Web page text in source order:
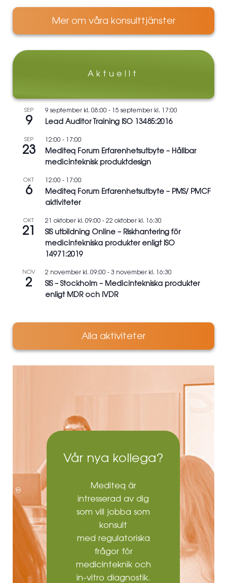
Mer om våra konsulttjänster
Aktuellt
SEP
9
9 september kl. 08:00 - 15 september kl. 17:00
Lead Auditor Training ISO 13485:2016
SEP
23
12:00 - 17:00
Mediteq Forum Erfarenhetsutbyte – Hållbar
medicinteknisk produktdesign
OKT
6
12:00 - 17:00
Mediteq Forum Erfarenhetsutbyte – PMS/ PMCF
aktiviteter
OKT
21
21 oktober kl. 09:00 - 22 oktober kl. 16:30
SIS utbildning Online – Riskhantering för
medicintekniska produkter enligt ISO
14971:2019
NOV
2
2 november kl. 09:00 - 3 november kl. 16:30
SIS – Stockholm – Medicintekniska produkter
enligt MDR och IVDR
Alla aktiviteter
Vår nya kollega?
Mediteq är
intresserad av dig
som vill jobba som
konsult
med regulatoriska
frågor för
medicinteknik och
in-vitro diagnostik.